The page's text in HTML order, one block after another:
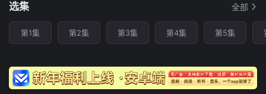
选集 全部
第1集 第2集 第3集 第4集 第5集